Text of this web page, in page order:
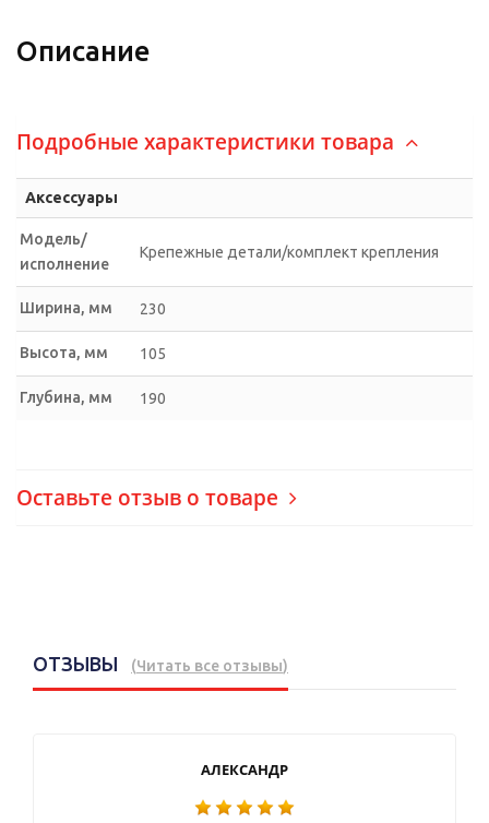
Описание
Подробные характеристики товара
Аксессуары
Модель/
исполнение
Крепежные детали/комплект крепления
Ширина, мм 230
Высота, мм 105
Глубина, мм 190
Оставьте отзыв о товаре
ОТЗЫВЫ (Читать все отзывы)
АЛЕКСАНДР